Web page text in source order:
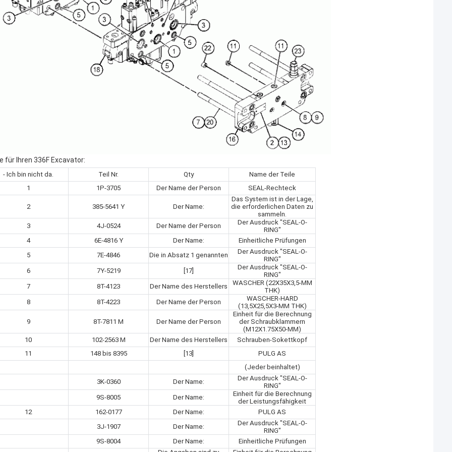
für Ihren 336F Excavator:
- Ich bin nicht da. Teil Nr. Qty
Name der Teile
1
1P-3705 Der Name der Person SEAL-Rechteck
2 385-5641 Y Der Name:
Das System ist in der Lage,
die erforderlichen Daten zu
sammeln.
3
4J-0524 Der Name der Person
Der Ausdruck "SEAL-O-
RING"
4
6E-4816 Y Der Name:
Einheitliche Prüfungen
5
7E-4846 Die in Absatz 1 genannten
Der Ausdruck "SEAL-O-
RING"
6
7Y-5219 [17]
Der Ausdruck "SEAL-O-
RING"
7
8T-4123 Der Name des Herstellers
WASCHER (22X35X3,5-MM
THK)
8
8T-4223 Der Name der Person
WASCHER-HARD
(13,5X25,5X3-MM THK)
9 8T-7811 M Der Name der Person
Einheit für die Berechnung
der Schraubklammern
(M12X1.75X50-MM)
10
102-2563 M Der Name des Herstellers
Schrauben-Sokettkopf
11
148 bis 8395 [13]
PULG AS
(Jeder beinhaltet)
3K-0360
Der Name:
Der Ausdruck "SEAL-O-
RING"
9S-8005
Der Name:
Einheit für die Berechnung
der Leistungsfähigkeit
12
162-0177 Der Name:
PULG AS
3J-1907
Der Name:
Der Ausdruck "SEAL-O-
RING"
9S-8004
Der Name:
Einheitliche Prüfungen